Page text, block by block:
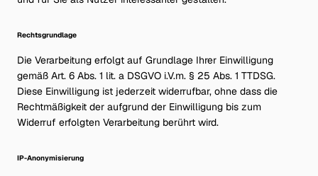
Rechtsgrundlage
Die Verarbeitung erfolgt auf Grundlage Ihrer Einwilligung
gemäß Art. 6 Abs. 1 lit. a DSGVO i.V.m. § 25 Abs. 1 TTDSG.
Diese Einwilligung ist jederzeit widerrufbar, ohne dass die
Rechtmäßigkeit der aufgrund der Einwilligung bis zum
Widerruf erfolgten Verarbeitung berührt wird.
IP-Anonymisierung